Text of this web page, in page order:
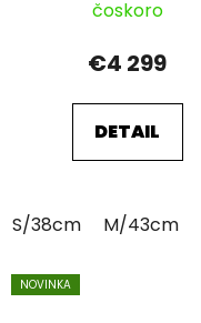
čoskoro
€4 299
DETAIL
S/38cm M/43cm
NOVINKA